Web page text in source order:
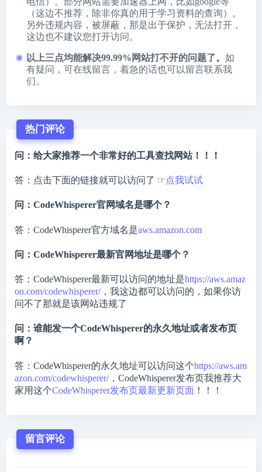
（这边不推荐，除非你真的用于学习资料的查询）。
另外违规内容，被屏蔽，那是出于保护，无法打开，
这边也不建议您打开访问。
以上三点均能解决99.99%网站打不开的问题了。 如
有疑问，可在线留言，着急的话也可以留言联系我
们。
热门评论
问：给大家推荐一个非常好的工具查找网站！！！
答：点击下面的链接就可以访问了 ☞点我试试
问：CodeWhisperer官网域名是哪个？
答：CodeWhisperer官方域名是aws.amazon.com
问：CodeWhisperer最新官网地址是哪个？
答：CodeWhisperer最新可以访问的地址是https://aws.amaz
on.com/codewhisperer/，我这边都可以访问的，如果你访
问不了那就是该网站违规了
问：谁能发一个CodeWhisperer的永久地址或者发布页
啊？
答：CodeWhisperer的永久地址可以访问这个https://aws.am
azon.com/codewhisperer/，CodeWhisperer发布页我推荐大
家用这个CodeWhisperer发布页最新更新页面 ！！！
留言评论